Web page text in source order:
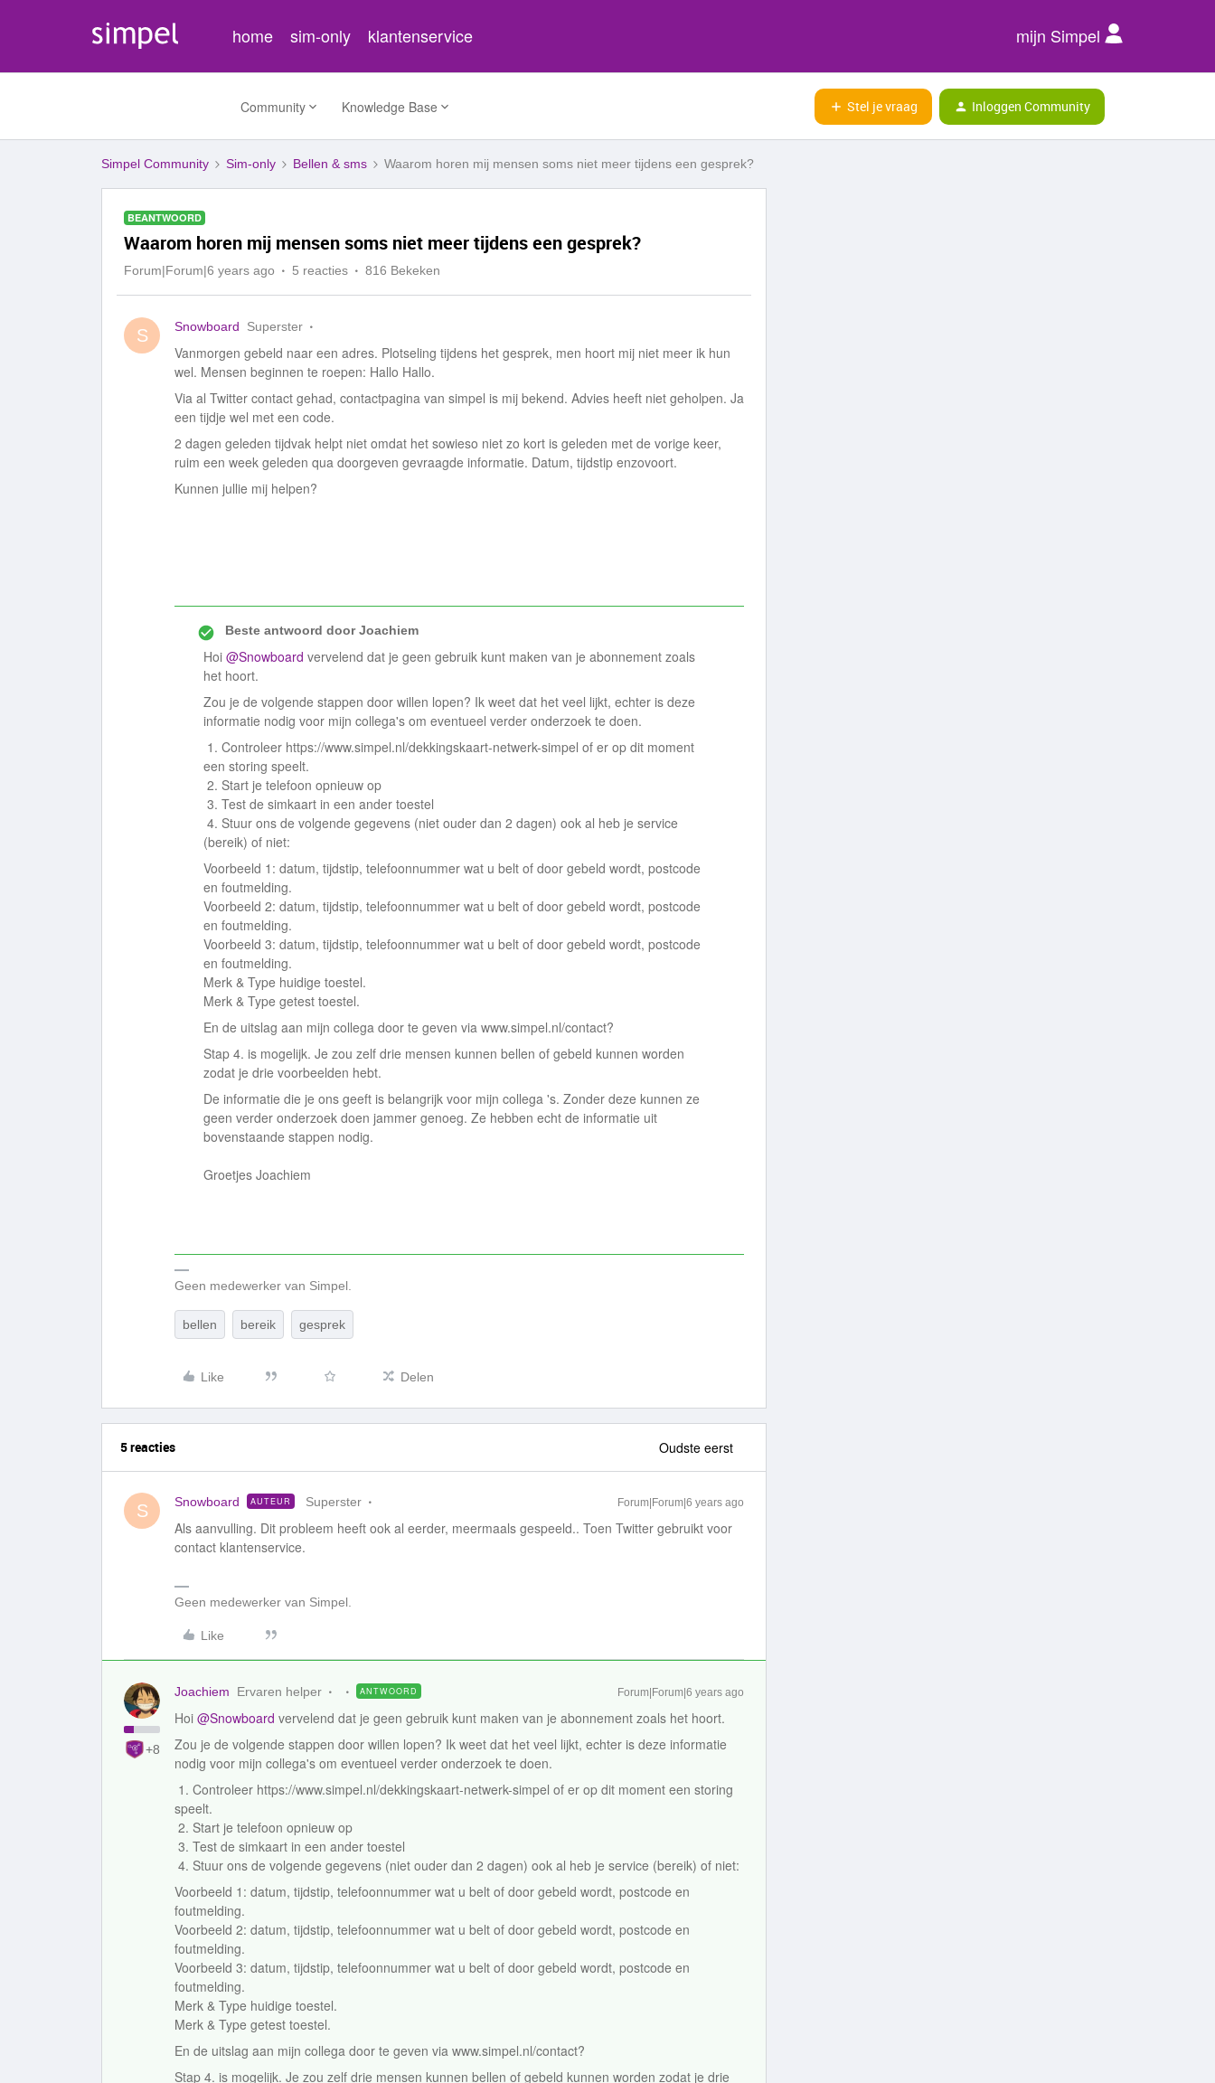
home sim-only klantenservice mijn Simpel
Community Knowledge Base Stel je vraag Inloggen Community
Simpel Community Sim-only Bellen & sms Waarom horen mij mensen soms niet meer tijdens een gesprek?
BEANTWOORD
Waarom horen mij mensen soms niet meer tijdens een gesprek?
Forum|Forum|6 years ago 5 reacties 816 Bekeken
S Snowboard Superster
Vanmorgen gebeld naar een adres. Plotseling tijdens het gesprek, men hoort mij niet meer ik hun
wel. Mensen beginnen te roepen: Hallo Hallo.
Via al Twitter contact gehad, contactpagina van simpel is mij bekend. Advies heeft niet geholpen. Ja
een tijdje wel met een code.
2 dagen geleden tijdvak helpt niet omdat het sowieso niet zo kort is geleden met de vorige keer,
ruim een week geleden qua doorgeven gevraagde informatie. Datum, tijdstip enzovoort.
Kunnen jullie mij helpen?
Beste antwoord doorJoachiem
Hoi @Snowboard vervelend dat je geen gebruik kunt maken van je abonnement zoals
het hoort.
Zou je de volgende stappen door willen lopen? Ik weet dat het veel lijkt, echter is deze
informatie nodig voor mijn collega's om eventueel verder onderzoek te doen.
1. Controleer https://www.simpel.nl/dekkingskaart-netwerk-simpel of er op dit moment
een storing speelt.
2. Start je telefoon opnieuw op
3. Test de simkaart in een ander toestel
4. Stuur ons de volgende gegevens (niet ouder dan 2 dagen) ook al heb je service
(bereik) of niet:
Voorbeeld 1: datum, tijdstip, telefoonnummer wat u belt of door gebeld wordt, postcode
en foutmelding.
Voorbeeld 2: datum, tijdstip, telefoonnummer wat u belt of door gebeld wordt, postcode
en foutmelding.
Voorbeeld 3: datum, tijdstip, telefoonnummer wat u belt of door gebeld wordt, postcode
en foutmelding.
Merk & Type huidige toestel.
Merk & Type getest toestel.
En de uitslag aan mijn collega door te geven via www.simpel.nl/contact?
Stap 4. is mogelijk. Je zou zelf drie mensen kunnen bellen of gebeld kunnen worden
zodat je drie voorbeelden hebt.
De informatie die je ons geeft is belangrijk voor mijn collega 's. Zonder deze kunnen ze
geen verder onderzoek doen jammer genoeg. Ze hebben echt de informatie uit
bovenstaande stappen nodig.
Groetjes Joachiem
Geen medewerker van Simpel.
bellen bereik gesprek
Like Delen
5 reacties Oudste eerst
S Snowboard AUTEUR Superster Forum|Forum|6 years ago
Als aanvulling. Dit probleem heeft ook al eerder, meermaals gespeeld.. Toen Twitter gebruikt voor
contact klantenservice.
Geen medewerker van Simpel.
Like
+8
Joachiem Ervaren helper ANTWOORD Forum|Forum|6 years ago
Hoi @Snowboard vervelend dat je geen gebruik kunt maken van je abonnement zoals het hoort.
Zou je de volgende stappen door willen lopen? Ik weet dat het veel lijkt, echter is deze informatie
nodig voor mijn collega's om eventueel verder onderzoek te doen.
1. Controleer https://www.simpel.nl/dekkingskaart-netwerk-simpel of er op dit moment een storing
speelt.
2. Start je telefoon opnieuw op
3. Test de simkaart in een ander toestel
4. Stuur ons de volgende gegevens (niet ouder dan 2 dagen) ook al heb je service (bereik) of niet:
Voorbeeld 1: datum, tijdstip, telefoonnummer wat u belt of door gebeld wordt, postcode en
foutmelding.
Voorbeeld 2: datum, tijdstip, telefoonnummer wat u belt of door gebeld wordt, postcode en
foutmelding.
Voorbeeld 3: datum, tijdstip, telefoonnummer wat u belt of door gebeld wordt, postcode en
foutmelding.
Merk & Type huidige toestel.
Merk & Type getest toestel.
En de uitslag aan mijn collega door te geven via www.simpel.nl/contact?
Stap 4. is mogelijk. Je zou zelf drie mensen kunnen bellen of gebeld kunnen worden zodat je drie